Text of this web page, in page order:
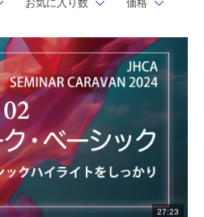
お気に入り数 価格
27:23